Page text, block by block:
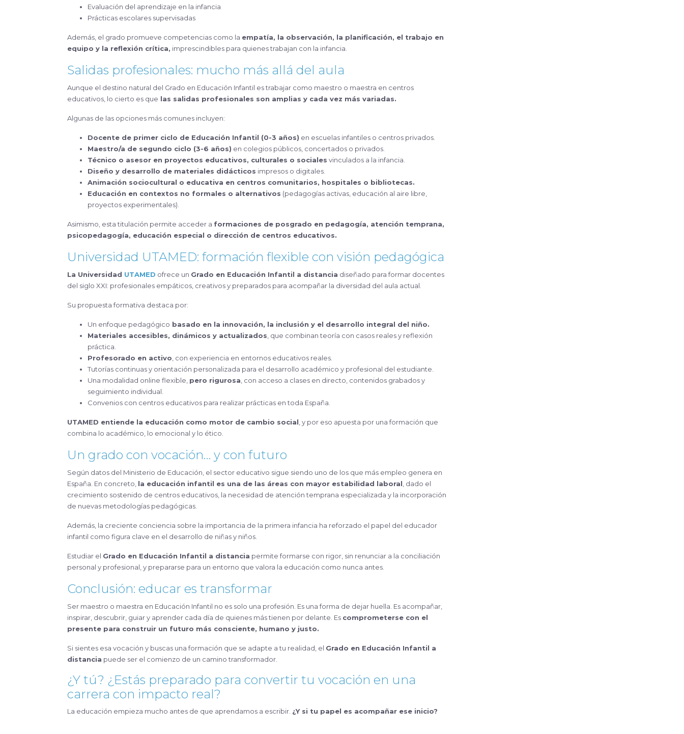
Evaluación del aprendizaje en la infancia
Prácticas escolares supervisadas
Además, el grado promueve competencias como la empatía, la observación, la planificación, el trabajo en
equipo y la reflexión crítica, imprescindibles para quienes trabajan con la infancia.
Salidas profesionales: mucho más allá del aula
Aunque el destino natural del Grado en Educación Infantil es trabajar como maestro o maestra en centros
educativos, lo cierto es que las salidas profesionales son amplias y cada vez más variadas.
Algunas de las opciones más comunes incluyen:
Docente de primer ciclo de Educación Infantil (0-3 años) en escuelas infantiles o centros privados.
Maestro/a de segundo ciclo (3-6 años) en colegios públicos, concertados o privados.
Técnico o asesor en proyectos educativos, culturales o sociales vinculados a la infancia.
Diseño y desarrollo de materiales didácticos impresos o digitales.
Animación sociocultural o educativa en centros comunitarios, hospitales o bibliotecas.
Educación en contextos no formales o alternativos (pedagogías activas, educación al aire libre,
proyectos experimentales).
Asimismo, esta titulación permite acceder a formaciones de posgrado en pedagogía, atención temprana,
psicopedagogía, educación especial o dirección de centros educativos.
Universidad UTAMED: formación flexible con visión pedagógica
La Universidad UTAMED ofrece un Grado en Educación Infantil a distancia diseñado para formar docentes
del siglo XXI: profesionales empáticos, creativos y preparados para acompañar la diversidad del aula actual.
Su propuesta formativa destaca por:
Un enfoque pedagógico basado en la innovación, la inclusión y el desarrollo integral del niño.
Materiales accesibles, dinámicos y actualizados , que combinan teoría con casos reales y reflexión
práctica.
Profesorado en activo , con experiencia en entornos educativos reales.
Tutorías continuas y orientación personalizada para el desarrollo académico y profesional del estudiante.
Una modalidad online flexible, pero rigurosa , con acceso a clases en directo, contenidos grabados y
seguimiento individual.
Convenios con centros educativos para realizar prácticas en toda España.
UTAMED entiende la educación como motor de cambio social , y por eso apuesta por una formación que
combina lo académico, lo emocional y lo ético.
Un grado con vocación… y con futuro
Según datos del Ministerio de Educación, el sector educativo sigue siendo uno de los que más empleo genera en
España. En concreto, la educación infantil es una de las áreas con mayor estabilidad laboral , dado el
crecimiento sostenido de centros educativos, la necesidad de atención temprana especializada y la incorporación
de nuevas metodologías pedagógicas.
Además, la creciente conciencia sobre la importancia de la primera infancia ha reforzado el papel del educador
infantil como figura clave en el desarrollo de niñas y niños.
Estudiar el Grado en Educación Infantil a distancia permite formarse con rigor, sin renunciar a la conciliación
personal y profesional, y prepararse para un entorno que valora la educación como nunca antes.
Conclusión: educar es transformar
Ser maestro o maestra en Educación Infantil no es solo una profesión. Es una forma de dejar huella. Es acompañar,
inspirar, descubrir, guiar y aprender cada día de quienes más tienen por delante. Es comprometerse con el
presente para construir un futuro más consciente, humano y justo.
Si sientes esa vocación y buscas una formación que se adapte a tu realidad, el Grado en Educación Infantil a
distancia puede ser el comienzo de un camino transformador.
¿Y tú? ¿Estás preparado para convertir tu vocación en una
carrera con impacto real?
La educación empieza mucho antes de que aprendamos a escribir. ¿Y si tu papel es acompañar ese inicio?